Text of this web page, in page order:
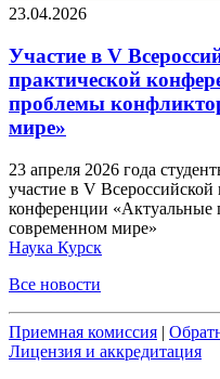
23.04.2026
Участие в V
практической
проблемы
мире»
23 апреля 2026 года
участие в V Всероссийской
конференции «Актуальные
современном мире»
Наука Курск
Все новости
Приемная комиссия |
Лицензия и аккредитация